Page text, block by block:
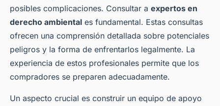
posibles complicaciones. Consultar a expertos en
derecho ambiental es fundamental. Estas consultas
ofrecen una comprensión detallada sobre potenciales
peligros y la forma de enfrentarlos legalmente. La
experiencia de estos profesionales permite que los
compradores se preparen adecuadamente.
Un aspecto crucial es construir un equipo de apoyo